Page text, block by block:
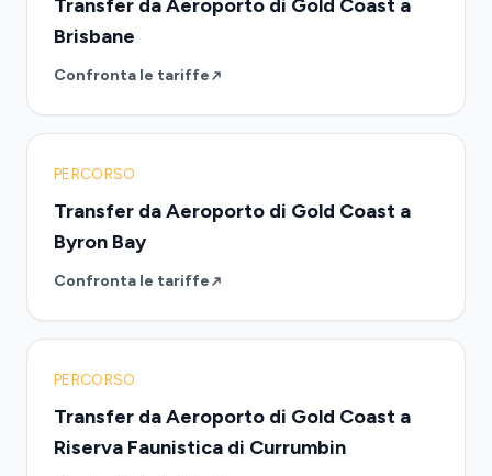
Transfer da Aeroporto di Gold Coast a
Brisbane
Confronta le tariffe
PERCORSO
Transfer da Aeroporto di Gold Coast a
Byron Bay
Confronta le tariffe
PERCORSO
Transfer da Aeroporto di Gold Coast a
Riserva Faunistica di Currumbin